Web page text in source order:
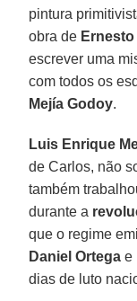
pintura
obra de Ernesto
escrever uma
com todos os
Mejía Godoy.
Luis Enrique
de Carlos, não
também
durante a
que o regime
Daniel Ortega e
dias de luto